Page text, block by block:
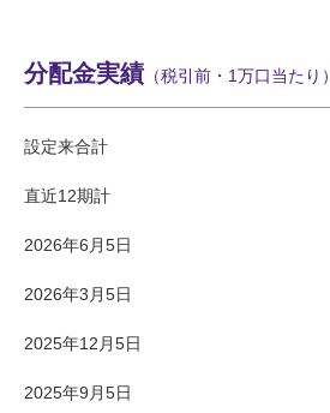
分配金実績（税引前・1万口当たり）
設定来合計
直近12期計
2026年6月5日
2026年3月5日
2025年12月5日
2025年9月5日